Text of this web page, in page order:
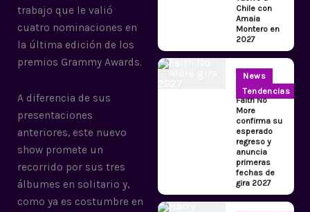
trabajo que le valió
cuatro nominaciones en
la última edición de los
premios Grammy Awards.
A diferencia de sus
presentaciones
anteriores, este nuevo
show promete un
recorrido por sus tres
álbumes en solitario y,
como ya es costumbre en
Chile con
Amaia
Montero en
2027
News
Tendencias
Faith No
More
confirma su
esperado
regreso y
anuncia
primeras
fechas de
gira 2027